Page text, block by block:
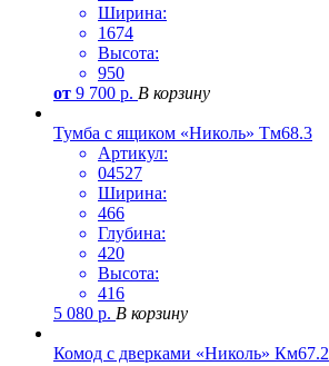
Ширина:
1674
Высота:
950
от 9 700 р. В корзину
Тумба с ящиком «Николь» Тм68.3
Артикул:
04527
Ширина:
466
Глубина:
420
Высота:
416
5 080 р. В корзину
Комод с дверками «Николь» Км67.2